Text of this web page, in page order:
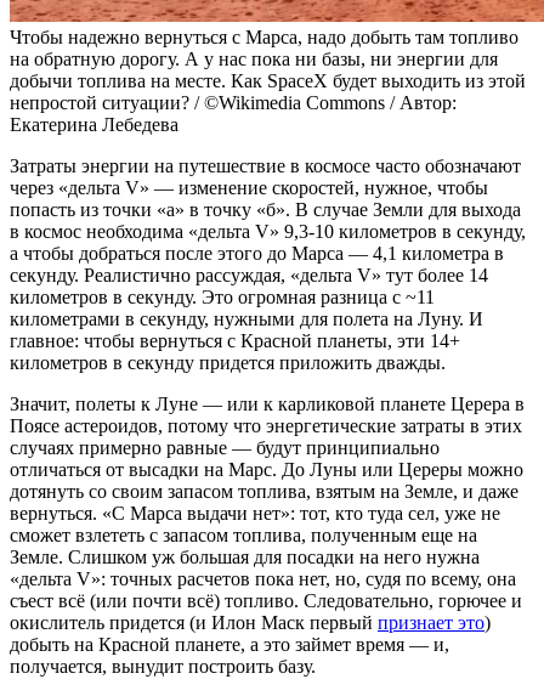
Чтобы надежно вернуться с Марса, надо добыть там топливо
на обратную дорогу. А у нас пока ни базы, ни энергии для
добычи топлива на месте. Как SpaceX будет выходить из этой
непростой ситуации? / ©Wikimedia Commons / Автор:
Екатерина Лебедева
Затраты энергии на путешествие в космосе часто обозначают
через «дельта V» — изменение скоростей, нужное, чтобы
попасть из точки «а» в точку «б». В случае Земли для выхода
в космос необходима «дельта V» 9,3-10 километров в секунду,
а чтобы добраться после этого до Марса — 4,1 километра в
секунду. Реалистично рассуждая, «дельта V» тут более 14
километров в секунду. Это огромная разница с ~11
километрами в секунду, нужными для полета на Луну. И
главное: чтобы вернуться с Красной планеты, эти 14+
километров в секунду придется приложить дважды.
Значит, полеты к Луне — или к карликовой планете Церера в
Поясе астероидов, потому что энергетические затраты в этих
случаях примерно равные — будут принципиально
отличаться от высадки на Марс. До Луны или Цереры можно
дотянуть со своим запасом топлива, взятым на Земле, и даже
вернуться. «С Марса выдачи нет»: тот, кто туда сел, уже не
сможет взлететь с запасом топлива, полученным еще на
Земле. Слишком уж большая для посадки на него нужна
«дельта V»: точных расчетов пока нет, но, судя по всему, она
съест всё (или почти всё) топливо. Следовательно, горючее и
окислитель придется (и Илон Маск первый признает это)
добыть на Красной планете, а это займет время — и,
получается, вынудит построить базу.